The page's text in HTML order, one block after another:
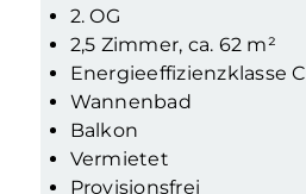
2. OG
2,5 Zimmer, ca. 62 m²
Energieeffizienzklasse C
Wannenbad
Balkon
Vermietet
Provisionsfrei